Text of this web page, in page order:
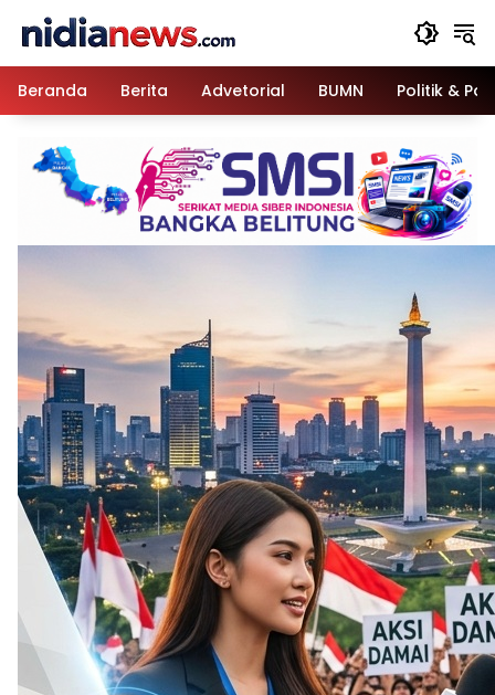
Beranda
Berita Advetorial BUMN Politik &